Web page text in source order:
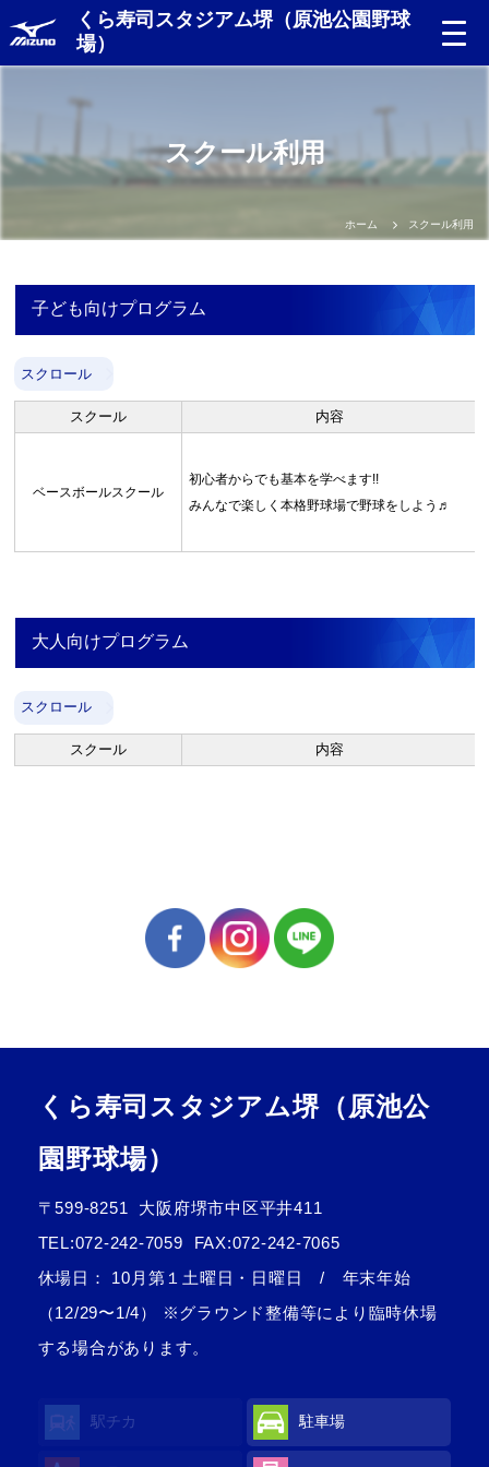
くら寿司スタジアム堺（原池公園野球
場）
スクール利用
ホーム スクール利用
子ども向けプログラム
スクロール
スクール 内容
ベースボールスクール
初心者からでも基本を学べます!!
みんなで楽しく本格野球場で野球をしよう♬
大人向けプログラム
スクロール
スクール 内容
くら寿司スタジアム堺（原池公
園野球場）
〒599-8251
大阪府堺市中区平井411
TEL:072-242-7059
FAX:072-242-7065
休場日： 10⽉第１⼟曜日・日曜日 / 年末年始
（12/29〜1/4） ※グラウンド整備等により臨時休場
する場合があります。
駅チカ 駐車場